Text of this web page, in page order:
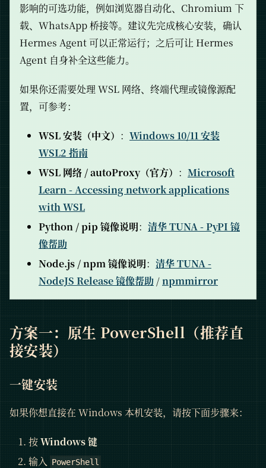
影响的可选功能，例如浏览器自动化、Chromium 下
载、WhatsApp 桥接等。建议先完成核心安装，确认
Hermes Agent 可以正常运行；之后可让 Hermes
Agent 自身补全这些能力。
如果你还需要处理 WSL 网络、终端代理或镜像源配
置，可参考：
WSL 安装（中文） ： Windows 10/11 安装
WSL2 指南
WSL 网络 / autoProxy（官方） ： Microsoft
Learn - Accessing network applications
with WSL
Python / pip 镜像说明： 清华 TUNA - PyPI 镜
像帮助
Node.js / npm 镜像说明： 清华 TUNA -
NodeJS Release 镜像帮助 /npmmirror
方案一：原生 PowerShell（推荐直
接安装）
一键安装
如果你想直接在 Windows 本机安装，请按下面步骤来：
按Windows 键
输入 PowerShell